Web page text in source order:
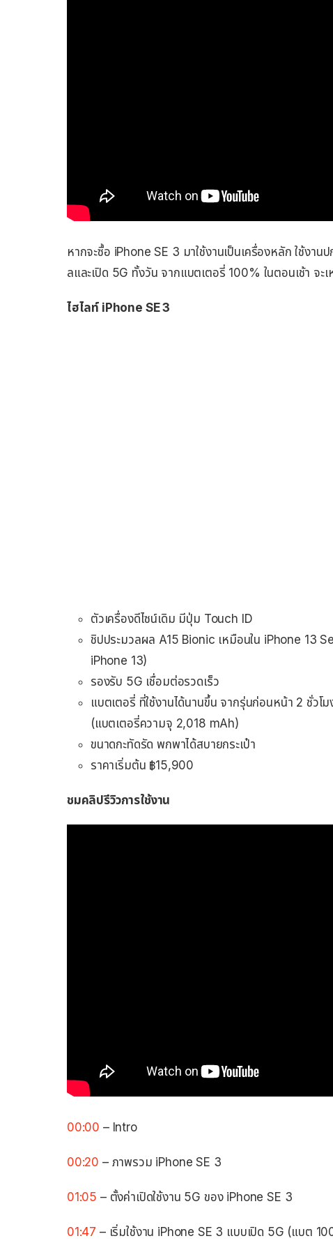
หากจะซื้อ iPhone SE 3 มาใช้งานเป็นเครื่องหลัก ใช้งาน
ลและเปิด 5G ทั้งวัน จากแบตเตอรี่ 100% ในตอนเช้า จะ
ไฮไลท์ iPhone SE 3
ตัวเครื่องดีไซน์เดิม มีปุ่ม Touch ID
ชิปประมวลผล A15 Bionic เหมือนใน iPhone 13
iPhone 13)
รองรับ 5G เชื่อมต่อรวดเร็ว
แบตเตอรี่ ที่ใช้งานได้นานขึ้น จากรุ่นก่อนหน้า 2 ชั่วโ
(แบตเตอรี่ความจุ 2,018 mAh)
ขนาดกะทัดรัด พกพาได้สบายกระเป๋า
ราคาเริ่มต้น ฿15,900
ชมคลิปรีวิวการใช้งาน
00:00 – Intro
00:20 – ภาพรวม iPhone SE 3
01:05 – ตั้งค่าเปิดใช้งาน 5G ของ iPhone SE 3
01:47 – เริ่มใช้งาน iPhone SE 3 แบบเปิด 5G (แบต